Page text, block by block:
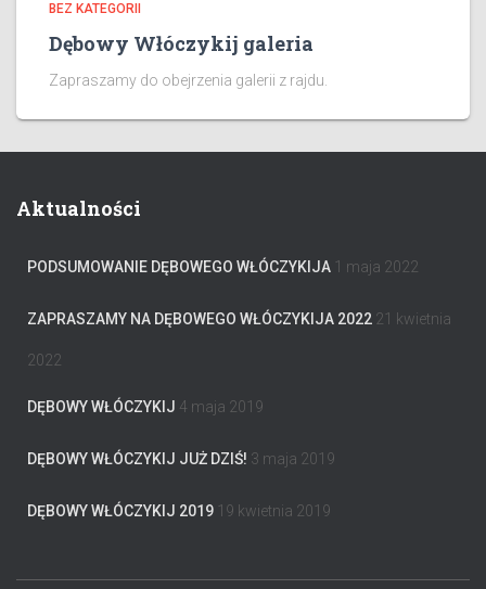
BEZ KATEGORII
Dębowy Włóczykij galeria
Zapraszamy do obejrzenia galerii z rajdu.
Aktualności
PODSUMOWANIE DĘBOWEGO WŁÓCZYKIJA 1 maja 2022
ZAPRASZAMY NA DĘBOWEGO WŁÓCZYKIJA 2022 21 kwietnia
2022
DĘBOWY WŁÓCZYKIJ 4 maja 2019
DĘBOWY WŁÓCZYKIJ JUŻ DZIŚ! 3 maja 2019
DĘBOWY WŁÓCZYKIJ 2019 19 kwietnia 2019